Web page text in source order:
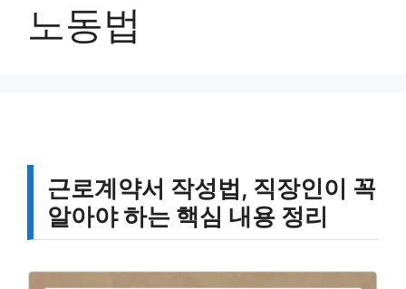
노동법
근로계약서 작성법, 직장인이 꼭
알아야 하는 핵심 내용 정리